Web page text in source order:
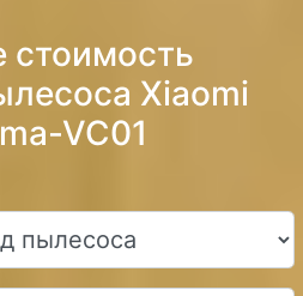
стоимость
Xiaomi
VC01